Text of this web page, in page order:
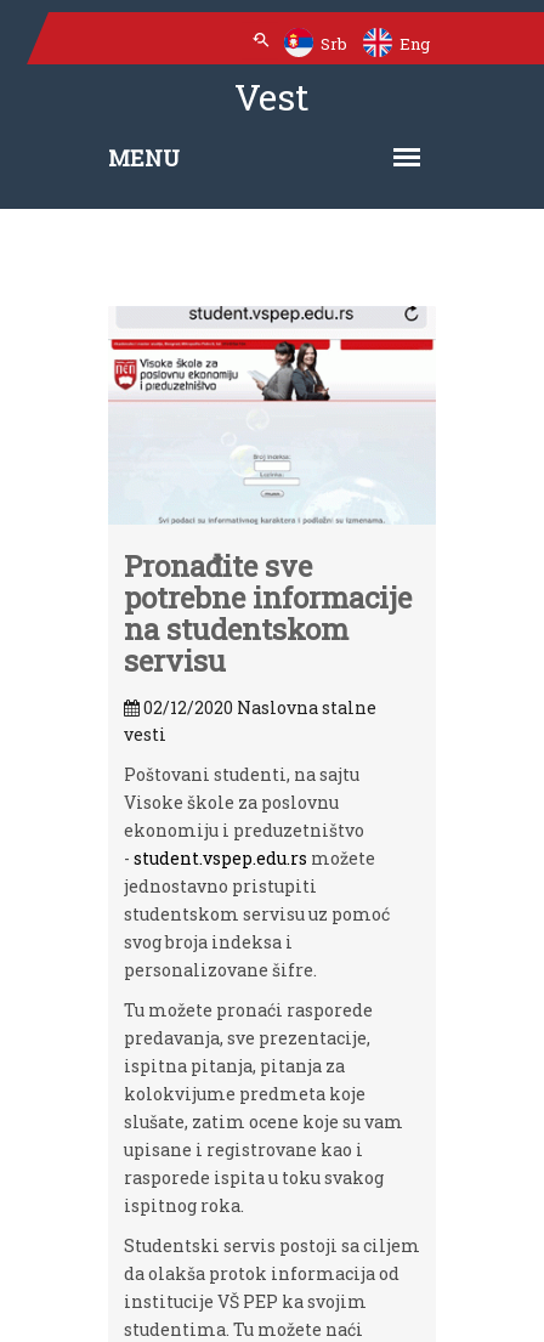
Srb Eng
Vest
Pronađite sve
potrebne informacije
na studentskom
servisu
02/12/2020 Naslovna stalne
vesti
Poštovani studenti, na sajtu
Visoke škole za poslovnu
ekonomiju i preduzetništvo
- student.vspep.edu.rs možete
jednostavno pristupiti
studentskom servisu uz pomoć
svog broja indeksa i
personalizovane šifre.
Tu možete pronaći rasporede
predavanja, sve prezentacije,
ispitna pitanja, pitanja za
kolokvijume predmeta koje
slušate, zatim ocene koje su vam
upisane i registrovane kao i
rasporede ispita u toku svakog
ispitnog roka.
Studentski servis postoji sa ciljem
da olakša protok informacija od
institucije VŠ PEP ka svojim
studentima. Tu možete naći